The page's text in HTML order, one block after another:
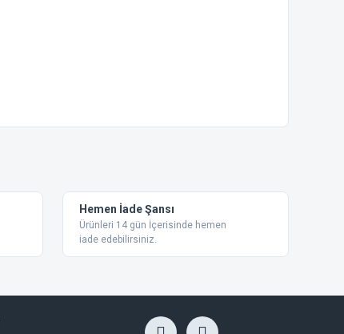
Hemen İade Şansı
Ürünleri 14 gün İçerisinde hemen
iade edebilirsiniz.